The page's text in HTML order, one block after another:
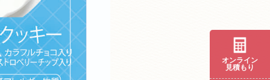
オンライン
見積もり